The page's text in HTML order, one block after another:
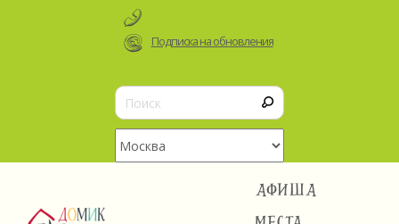
Подписка на обновления
АФИША